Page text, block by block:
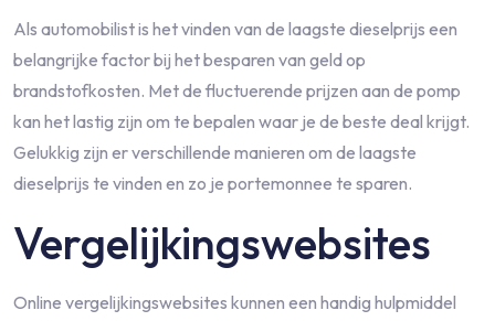
Als automobilist is het vinden van de laagste dieselprijs een
belangrijke factor bij het besparen van geld op
brandstofkosten. Met de fluctuerende prijzen aan de pomp
kan het lastig zijn om te bepalen waar je de beste deal krijgt.
Gelukkig zijn er verschillende manieren om de laagste
dieselprijs te vinden en zo je portemonnee te sparen.
Vergelijkingswebsites
Online vergelijkingswebsites kunnen een handig hulpmiddel